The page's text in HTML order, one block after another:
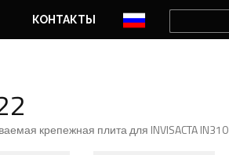
КОНТАКТЫ
крепежная плита для INVISACTA IN310